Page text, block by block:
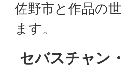
佐野市と作品の
ます。
セバスチャン